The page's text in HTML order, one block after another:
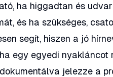
ha higgadtan és
és ha szükséges,
segít, hiszen a jó
egy egyedi nyakláncot
jelezze a